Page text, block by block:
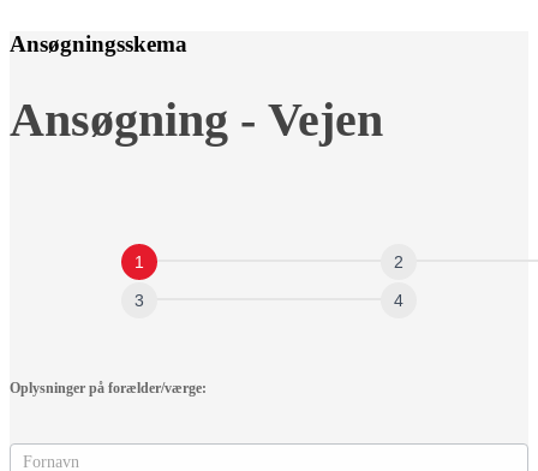
Ansøgningsskema
Vejen
Ansøgning - Vejen
Oplysninger på forælder/værge: